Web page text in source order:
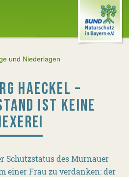
und Niederlagen
HAECKEL –
IST KEINE
Schutzstatus des Murnauer
einer Frau zu verdanken: der